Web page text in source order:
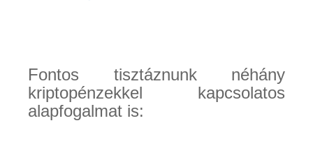
Fontos tisztáznunk néhány
kriptopénzekkel kapcsolatos
alapfogalmat is: